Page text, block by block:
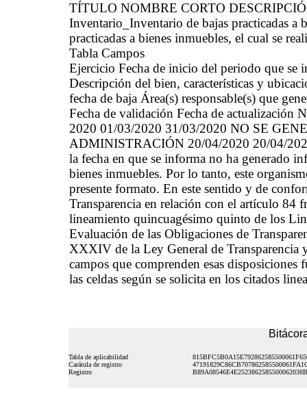
TÍTULO NOMBRE CORTO
Inventario_Inventario de bajas practicadas
practicadas a bienes inmuebles, el cual se
Tabla Campos
Ejercicio Fecha de inicio del periodo que se
Descripción del bien, características y
fecha de baja Área(s) responsable(s) que
Fecha de validación Fecha de actualización
2020 01/03/2020 31/03/2020 NO SE
ADMINISTRACIÓN 20/04/2020 20/04/
la fecha en que se informa no ha generado
bienes inmuebles. Por lo tanto, este
presente formato. En este sentido y de
Transparencia en relación con el artículo 84
lineamiento quincuagésimo quinto de los
Evaluación de las Obligaciones de
XXXIV de la Ley General de Transparencia
campos que comprenden esas
las celdas según se solicita en los citados
Tabla de aplicabilidad
Carátula de registro
Registro
B89A08546E4E2523862585500062038B